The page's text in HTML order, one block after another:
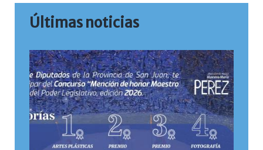
Últimas noticias